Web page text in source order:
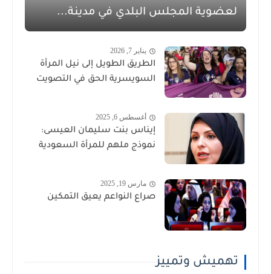
لعضوية المجلس البلدي في مدينة...
يناير 7, 2026
الطريق الطويل إلى نيل المرأة
السويسرية الحق في التصويت
أغسطس 6, 2025
إيناس بنت سليمان العيسى:
نموذج ملهم للمرأة السعودية
مارس 19, 2025
صراع النواعم يعيق التمكين
تهميش وتمييز